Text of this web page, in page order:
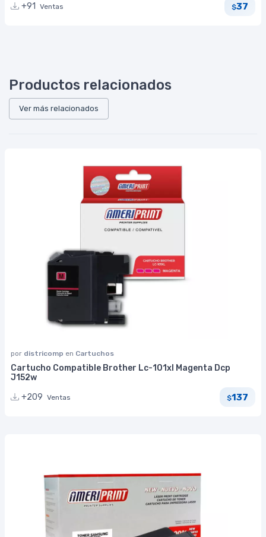
+91
Ventas $37
Productos relacionados
Ver más relacionados
por districomp en Cartuchos
Cartucho Compatible Brother Lc-101xl Magenta Dcp
J152w
+209 Ventas $137